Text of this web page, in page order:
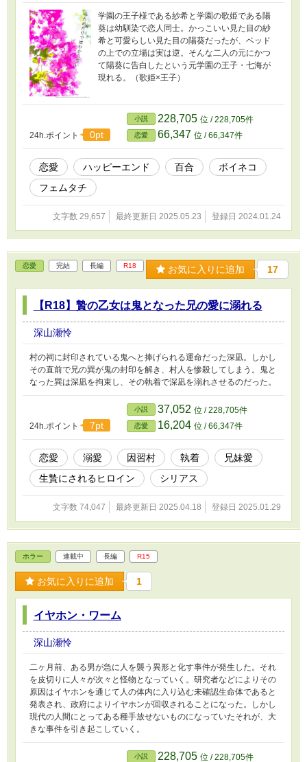
学園の王子様である紗希と学園の歌姫である陽
葵は幼馴染で恋人同士。かっこいい見た目の紗
希と可愛らしい見た目の陽葵だったが、ベッド
の上での立場は実は逆。そんな二人の元にかつ
て陽葵に告白したという元学園の王子・七海が
現れる。（歌姫×王子）
24h.ポイント 0pt
小説 228,705 位 / 228,705件
恋愛 66,347 位 / 66,347件
恋愛 ハッピーエンド 百合
ボイネコ
フェムタチ
文字数 29,657 最終更新日 2025.05.23 登録日 2024.01.24
恋愛 完結 長編 R18 お気に入りに追加 17
【R18】贄の乙女は鬼となった兄の愛に溺れる
深山瀬怜
村の祠に封印されている鬼へと捧げられる運命だった深凪。しかし
その直前で兄の巽が鬼の封印を解き、村人を惨殺してしまう。鬼と
なった巽は深凪を拘束し、その執着で深凪を溺れさせるのだった。
24h.ポイント 7pt
小説 37,052 位 / 228,705件
恋愛 16,204 位 / 66,347件
恋愛 溺愛 因習村 執着
兄妹愛
生贄にされるヒロイン
シリアス
文字数 74,047 最終更新日 2025.04.18 登録日 2025.01.29
ホラー 連載中 長編 R15
お気に入りに追加 1
イヤホン・ワーム
深山瀬怜
二ヶ月前、ある男が急に人を襲う異形と化す事件が発生した。それ
を皮切りに人々が次々と怪物となっていく。研究者などによりその
原因はイヤホンを通じて人の体内に入り込む未確認生命体であると
発表され、政府によりイヤホンが回収されることになった。しかし
現代の人間にとってある種手放せないものになっていたそれが、大
きな事件を引き起こしていく。
小説 228,705 位 / 228,705件